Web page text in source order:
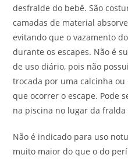
desfralde do bebê. São
camadas de material
evitando que o vazamento
durante os escapes. Não é
de uso diário, pois não
trocada por uma calcinha ou
que ocorrer o escape. Pode
na piscina no lugar da
Não é indicado para uso
muito maior do que o do